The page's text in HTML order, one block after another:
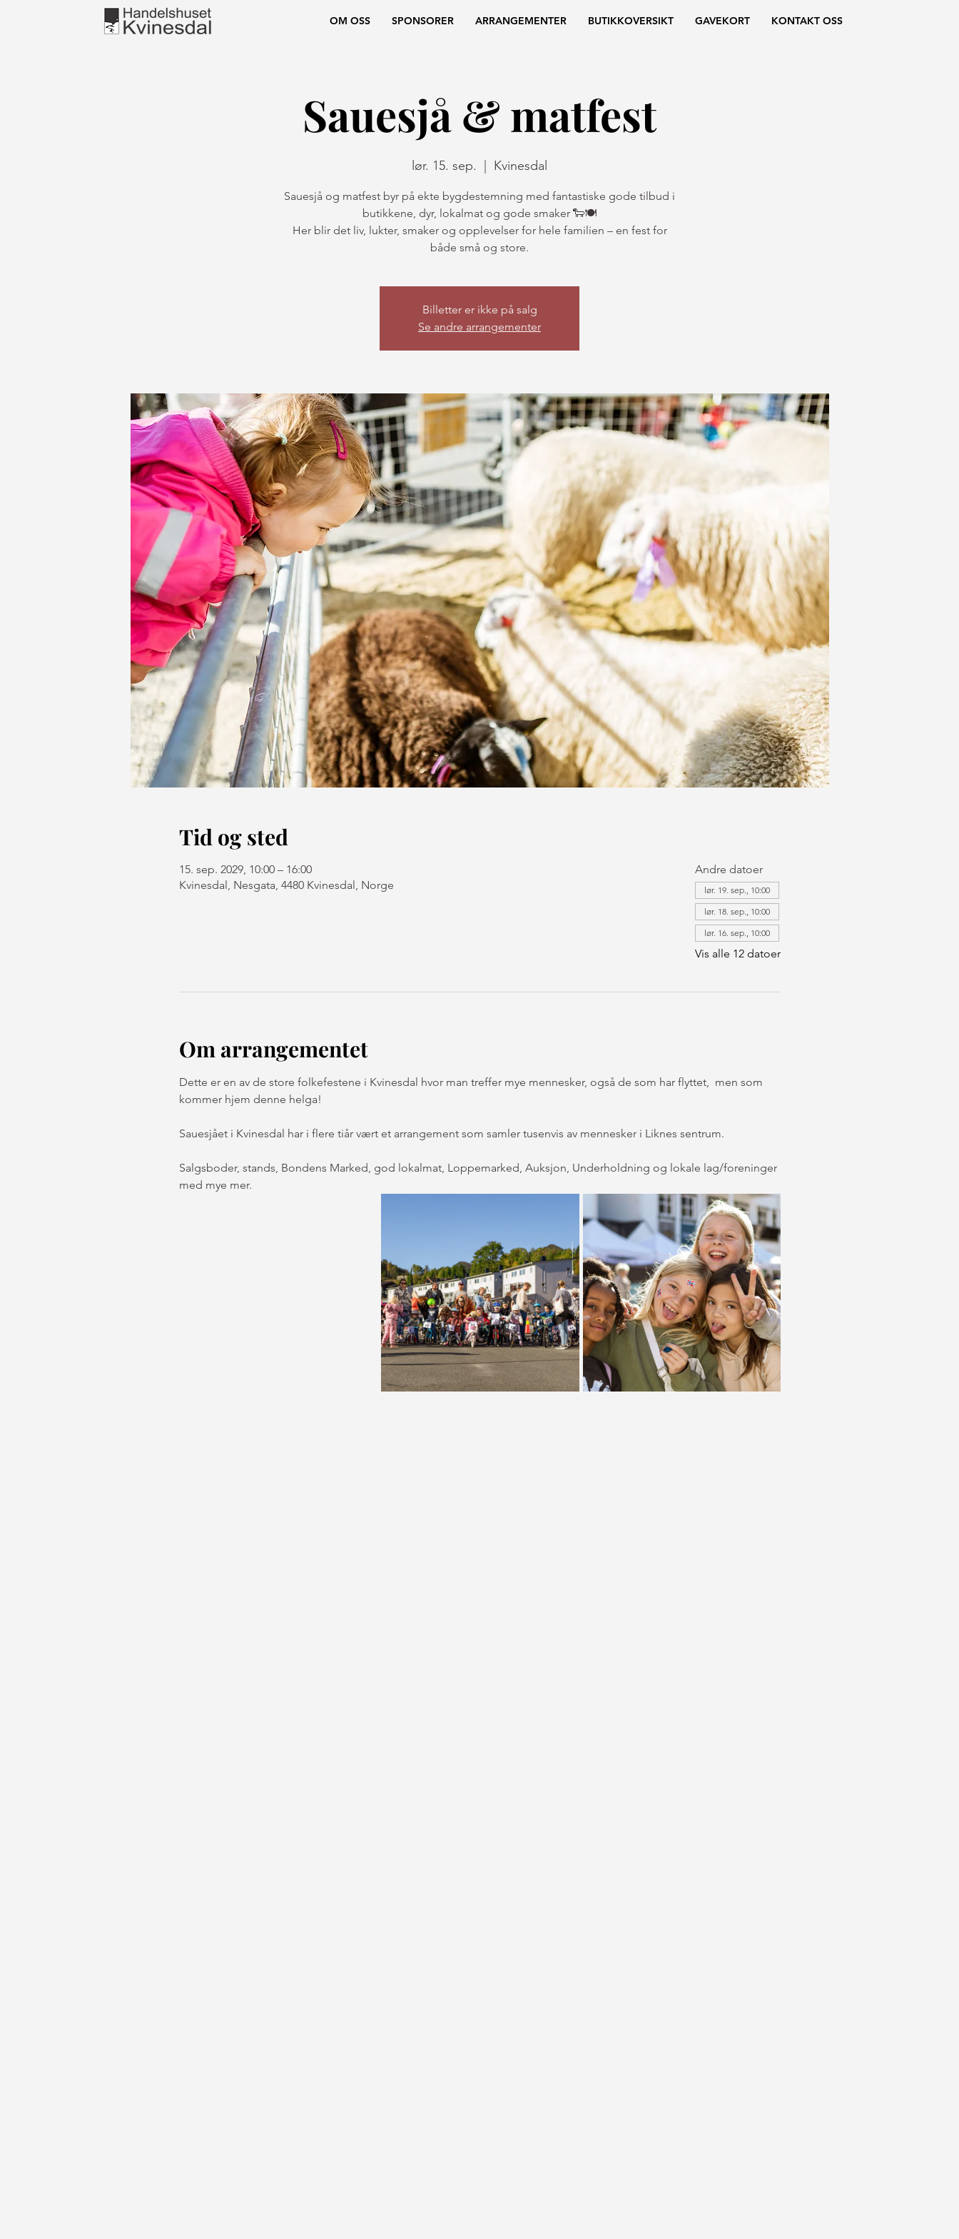
OM OSS SPONSORER ARRANGEMENTER BUTIKKOVERSIKT GAVEKORT KONTAKT OSS
Sauesjå & matfest
lør. 15. sep. Kvinesdal
Sauesjå og matfest byr på ekte bygdestemning med fantastiske gode tilbud i
butikkene, dyr, lokalmat og gode smaker 🐑🍽️
Her blir det liv, lukter, smaker og opplevelser for hele familien – en fest for
både små og store.
Billetter er ikke på salg
Se andre arrangementer
Tid og sted
15. sep. 2029, 10:00 – 16:00
Kvinesdal, Nesgata, 4480 Kvinesdal, Norge
Andre datoer
lør. 19. sep., 10:00
lør. 18. sep., 10:00
lør. 16. sep., 10:00
Vis alle 12 datoer
Om arrangementet
Dette er en av de store folkefestene i Kvinesdal hvor man treffer mye mennesker, også de som har flyttet,  men som
kommer hjem denne helga!
Sauesjået i Kvinesdal har i flere tiår vært et arrangement som samler tusenvis av mennesker i Liknes sentrum.
Salgsboder, stands, Bondens Marked, god lokalmat, Loppemarked, Auksjon, Underholdning og lokale lag/foreninger
med mye mer.